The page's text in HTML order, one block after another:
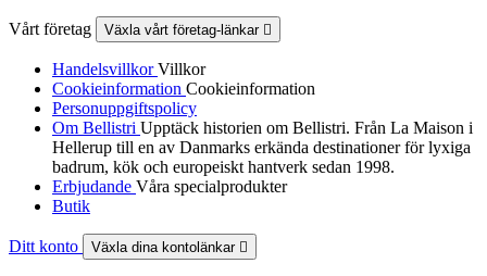
Vårt företag Växla vårt företag-länkar 
HandelsvillkorVillkor
Cookieinformation Cookieinformation
Personuppgiftspolicy
Om Bellistri Upptäck historien om Bellistri. Från La Maison i
Hellerup till en av Danmarks erkända destinationer för lyxiga
badrum, kök och europeiskt hantverk sedan 1998.
Erbjudande Våra specialprodukter
Butik
Ditt konto Växla dina kontolänkar 